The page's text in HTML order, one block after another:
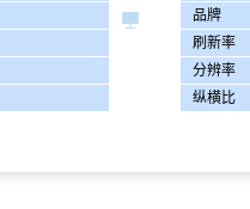

品牌
刷新率
分辨率
纵横比